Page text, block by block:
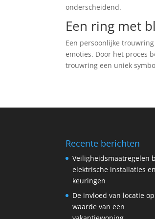
onderscheidend.
Een ring met
Een persoonlijke
emoties. Door het proces
trouwring een uniek
Recente berichten
Veiligheidsmaatregelen
elektrische installaties en
keuringen
De invloed van locatie
waarde van een